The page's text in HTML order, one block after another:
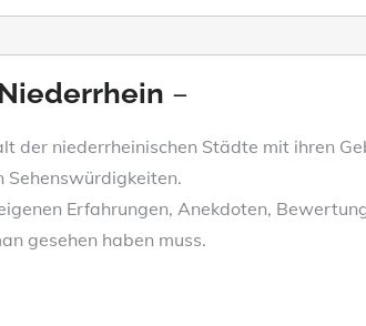
–
der niederrheinischen Städte mit ihren
Sehenswürdigkeiten.
Erfahrungen, Anekdoten,
gesehen haben muss.